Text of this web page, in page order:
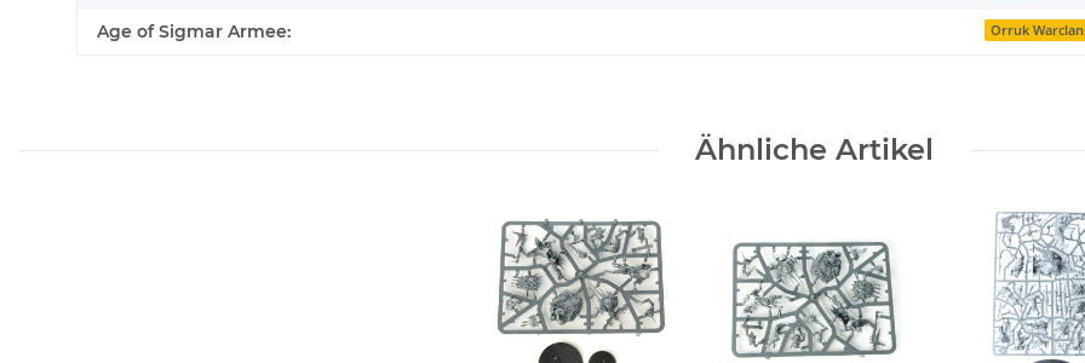
Age of Sigmar Armee: Orruk
Ähnliche Artikel